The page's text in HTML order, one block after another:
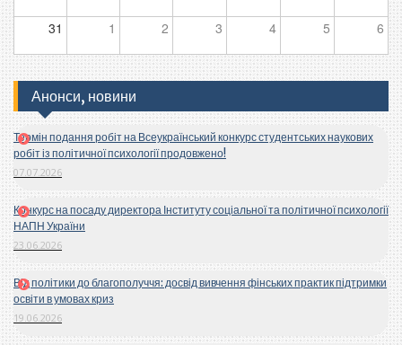
31 1 2 3 4 5 6
Анонси, новини
Термін подання робіт на Всеукраїнський конкурс студентських наукових
робіт із політичної психології продовжено!
07.07.2026
Конкурс на посаду директора Інституту соціальної та політичної психології
НАПН України
23.06.2026
Від політики до благополуччя: досвід вивчення фінських практик підтримки
освіти в умовах криз
19.06.2026